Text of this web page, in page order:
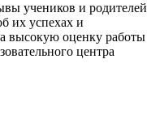
учеников и родителей
их успехах и
высокую оценку работы
центра